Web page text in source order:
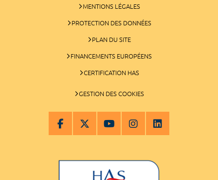
MENTIONS LÉGALES
PROTECTION DES DONNÉES
PLAN DU SITE
FINANCEMENTS EUROPÉENS
CERTIFICATION HAS
GESTION DES COOKIES